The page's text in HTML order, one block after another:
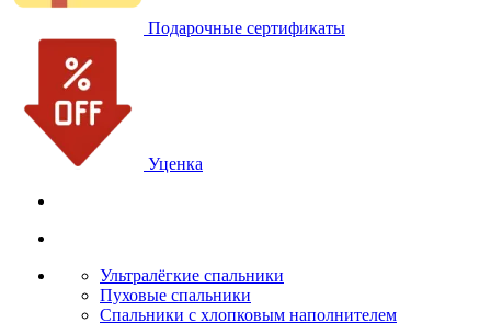
Подарочные сертификаты
Уценка
Ультралёгкие спальники
Пуховые спальники
Спальники с хлопковым наполнителем